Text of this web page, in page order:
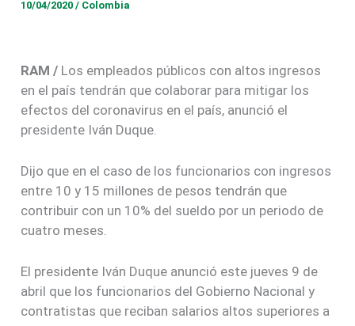
10/04/2020/ Colombia
RAM / Los empleados públicos con altos ingresos
en el país tendrán que colaborar para mitigar los
efectos del coronavirus en el país, anunció el
presidente Iván Duque.
Dijo que en el caso de los funcionarios con ingresos
entre 10 y 15 millones de pesos tendrán que
contribuir con un 10% del sueldo por un periodo de
cuatro meses.
El presidente Iván Duque anunció este jueves 9 de
abril que los funcionarios del Gobierno Nacional y
contratistas que reciban salarios altos superiores a